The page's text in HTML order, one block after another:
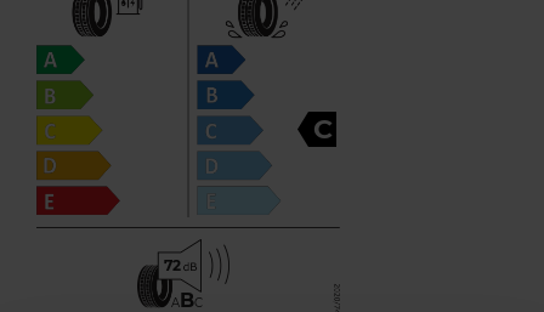
C
72
ABC